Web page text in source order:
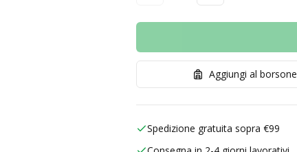
Aggiungi al borsone
Spedizione gratuita sopra €99